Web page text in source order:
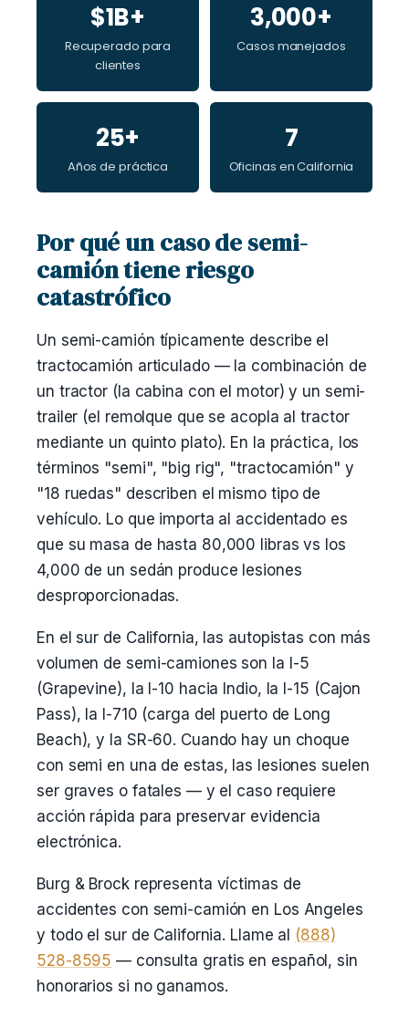
$1B+
Recuperado para
clientes
3,000+
Casos manejados
25+
Años de práctica
7
Oficinas en California
Por qué un caso de semi-
camión tiene riesgo
catastrófico
Un semi-camión típicamente describe el
tractocamión articulado — la combinación de
un tractor (la cabina con el motor) y un semi-
trailer (el remolque que se acopla al tractor
mediante un quinto plato). En la práctica, los
términos "semi", "big rig", "tractocamión" y
"18 ruedas" describen el mismo tipo de
vehículo. Lo que importa al accidentado es
que su masa de hasta 80,000 libras vs los
4,000 de un sedán produce lesiones
desproporcionadas.
En el sur de California, las autopistas con más
volumen de semi-camiones son la I-5
(Grapevine), la I-10 hacia Indio, la I-15 (Cajon
Pass), la I-710 (carga del puerto de Long
Beach), y la SR-60. Cuando hay un choque
con semi en una de estas, las lesiones suelen
ser graves o fatales — y el caso requiere
acción rápida para preservar evidencia
electrónica.
Burg & Brock representa víctimas de
accidentes con semi-camión en Los Angeles
y todo el sur de California. Llame al (888)
528-8595 — consulta gratis en español, sin
honorarios si no ganamos.